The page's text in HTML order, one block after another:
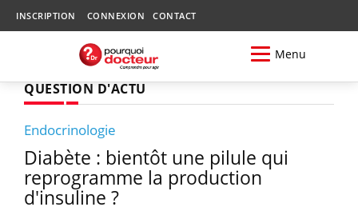
INSCRIPTION CONNEXION CONTACT
Menu
QUESTION D'ACTU
Endocrinologie
Diabète : bientôt une pilule qui
reprogramme la production
d'insuline ?